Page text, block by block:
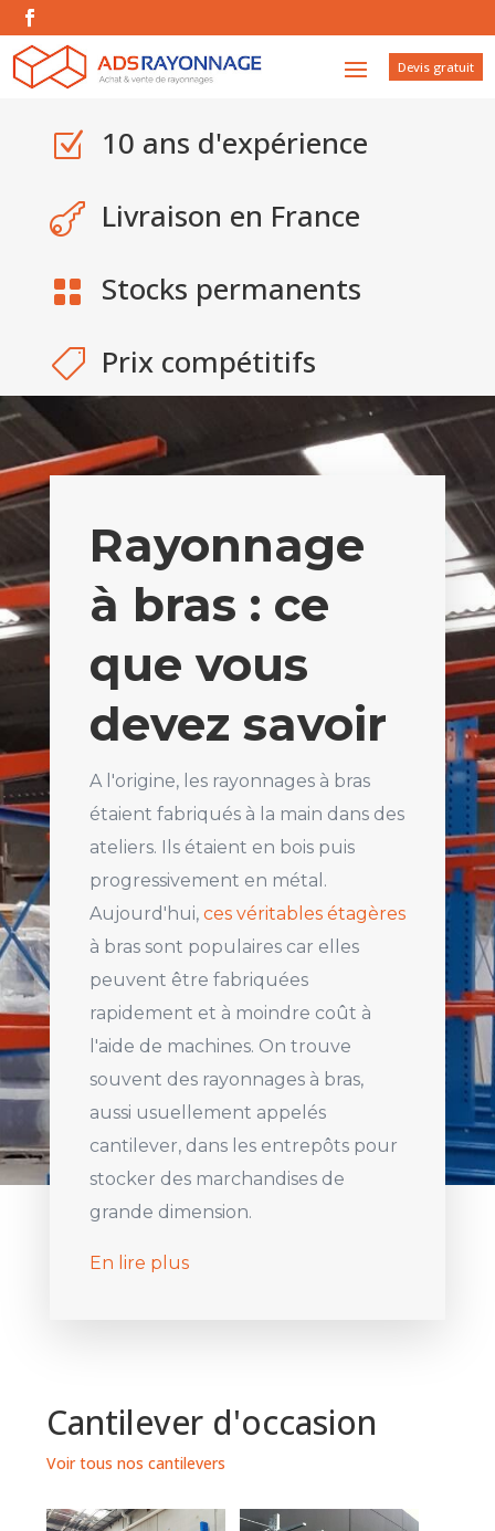
Devis gratuit
Z 10 ans d'expérience
 Livraison en France
 Stocks permanents
 Prix compétitifs
Rayonnage
à bras : ce
que vous
devez savoir
A l'origine, les rayonnages à bras
étaient fabriqués à la main dans des
ateliers. Ils étaient en bois puis
progressivement en métal.
Aujourd'hui,ces véritables étagères
à bras sont populaires car elles
peuvent être fabriquées
rapidement et à moindre coût à
l'aide de machines. On trouve
souvent des rayonnages à bras,
aussi usuellement appelés
cantilever, dans les entrepôts pour
stocker des marchandises de
grande dimension.
En lire plus
Cantilever d'occasion
Voir tous nos cantilevers